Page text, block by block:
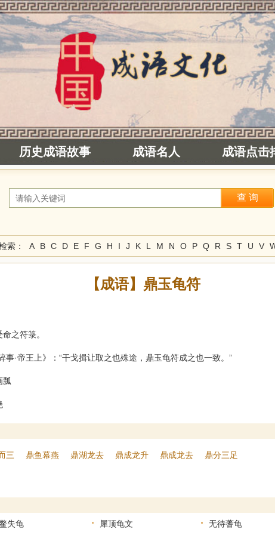
历史成语故事 成语名人 成语点击
索： A B C D E F G H I J K L M N O P Q R S T U V
【成语】鼎玉龟符
之符箓。
事·帝王上》：“干戈揖让取之也殊途，鼎玉龟符成之也一致。”
瓢
三 鼎鱼幕燕 鼎湖龙去 鼎成龙升 鼎成龙去 鼎分三足
失龟 犀顶龟文 无待蓍龟